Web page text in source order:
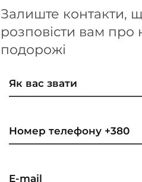
Залиште контакти,
розповісти вам про
подорожі